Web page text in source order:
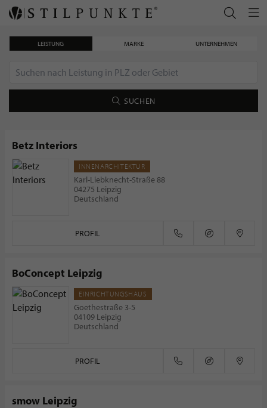
Christofle - feinste Silberware
LEISTUNG MARKE UNTERNEHMEN
SUCHEN
Betz Interiors
INNENARCHITEKTUR
Karl-Liebknecht-Straße 88
04275 Leipzig
Deutschland
PROFIL
BoConcept Leipzig
EINRICHTUNGSHAUS
Goethestraße 3-5
04109 Leipzig
Deutschland
PROFIL
smow Leipzig